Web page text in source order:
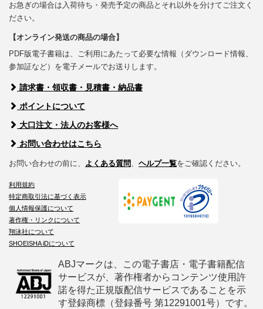
お急ぎの場合は入荷待ち・発売予定の商品とそれ以外を分けてご注文く
ださい。
【オンライン発送の商品の場合】
PDF版電子書籍は、ご利用にあたって必要な情報（ダウンロード情報、
参加証など）を電子メールでお送りします。
請求書・領収書・見積書・納品書
ポイントについて
大口注文・法人のお客様へ
お問い合わせはこちら
お問い合わせの前に、 よくある質問、 ヘルプ一覧をご確認ください。
利用規約
特定商取引法に基づく表示
個人情報保護について
著作権・リンクについて
翔泳社について
SHOEISHA iDについて
ABJマークは、この電子書店・電子書籍配信
サービスが、著作権者からコンテンツ使用許
諾を得た正規版配信サービスであることを示
す登録商標（登録番号 第12291001号）です。